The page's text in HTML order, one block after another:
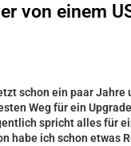
von einem
schon ein paar Jahre
Weg für ein
spricht alles für
habe ich schon etwas